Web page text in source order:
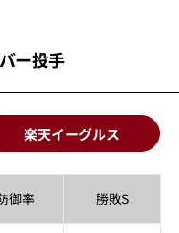
ー投手
楽天イーグルス
御率 勝敗S